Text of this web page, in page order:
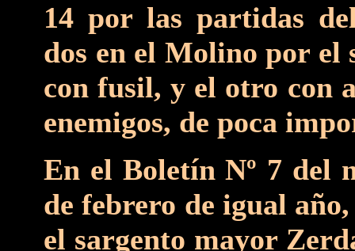
14 por las partidas
dos en el Molino por el
con fusil, y el otro con
enemigos, de poca
En el Boletín Nº 7 del
de febrero de igual
el sargento mayor